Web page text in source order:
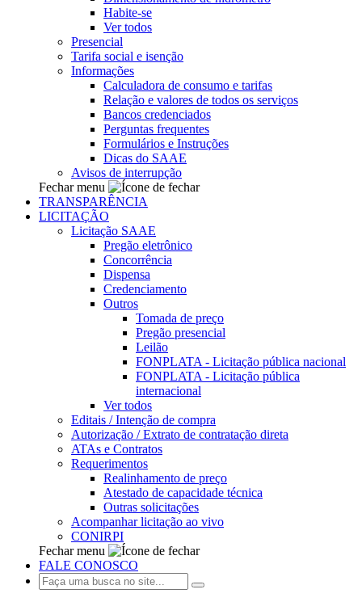
Habite-se
Ver todos
Presencial
Tarifa social e isenção
Informações
Calculadora de consumo e tarifas
Relação e valores de todos os serviços
Bancos credenciados
Perguntas frequentes
Formulários e Instruções
Dicas do SAAE
Avisos de interrupção
Fechar menu
TRANSPARÊNCIA
LICITAÇÃO
Licitação SAAE
Pregão eletrônico
Concorrência
Dispensa
Credenciamento
Outros
Tomada de preço
Pregão presencial
Leilão
FONPLATA - Licitação pública nacional
FONPLATA - Licitação pública
internacional
Ver todos
Editais / Intenção de compra
Autorização / Extrato de contratação direta
ATAs e Contratos
Requerimentos
Realinhamento de preço
Atestado de capacidade técnica
Outras solicitações
Acompanhar licitação ao vivo
CONIRPI
Fechar menu
FALE CONOSCO